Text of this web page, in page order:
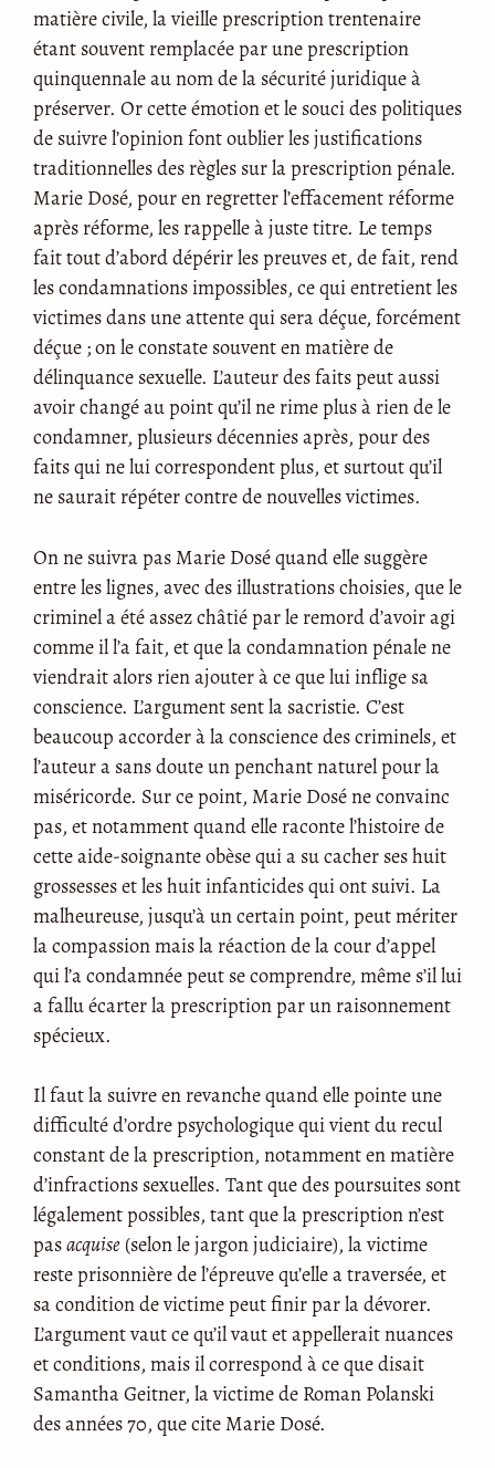
matière civile, la vieille prescription trentenaire
étant souvent remplacée par une prescription
quinquennale au nom de la sécurité juridique à
préserver. Or cette émotion et le souci des politiques
de suivre l’opinion font oublier les justifications
traditionnelles des règles sur la prescription pénale.
Marie Dosé, pour en regretter l’effacement réforme
après réforme, les rappelle à juste titre. Le temps
fait tout d’abord dépérir les preuves et, de fait, rend
les condamnations impossibles, ce qui entretient les
victimes dans une attente qui sera déçue, forcément
déçue ; on le constate souvent en matière de
délinquance sexuelle. L’auteur des faits peut aussi
avoir changé au point qu’il ne rime plus à rien de le
condamner, plusieurs décennies après, pour des
faits qui ne lui correspondent plus, et surtout qu’il
ne saurait répéter contre de nouvelles victimes.
On ne suivra pas Marie Dosé quand elle suggère
entre les lignes, avec des illustrations choisies, que le
criminel a été assez châtié par le remord d’avoir agi
comme il l’a fait, et que la condamnation pénale ne
viendrait alors rien ajouter à ce que lui inflige sa
conscience. L’argument sent la sacristie. C’est
beaucoup accorder à la conscience des criminels, et
l’auteur a sans doute un penchant naturel pour la
miséricorde. Sur ce point, Marie Dosé ne convainc
pas, et notamment quand elle raconte l’histoire de
cette aide-soignante obèse qui a su cacher ses huit
grossesses et les huit infanticides qui ont suivi. La
malheureuse, jusqu’à un certain point, peut mériter
la compassion mais la réaction de la cour d’appel
qui l’a condamnée peut se comprendre, même s’il lui
a fallu écarter la prescription par un raisonnement
spécieux.
Il faut la suivre en revanche quand elle pointe une
difficulté d’ordre psychologique qui vient du recul
constant de la prescription, notamment en matière
d’infractions sexuelles. Tant que des poursuites sont
légalement possibles, tant que la prescription n’est
pasacquise (selon le jargon judiciaire), la victime
reste prisonnière de l’épreuve qu’elle a traversée, et
sa condition de victime peut finir par la dévorer.
L’argument vaut ce qu’il vaut et appellerait nuances
et conditions, mais il correspond à ce que disait
Samantha Geitner, la victime de Roman Polanski
des années 70, que cite Marie Dosé.